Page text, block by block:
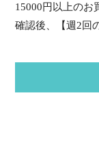
15000円以上のお
確認後、【週2回